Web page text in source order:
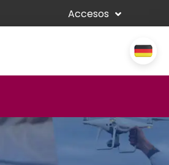
Accesos